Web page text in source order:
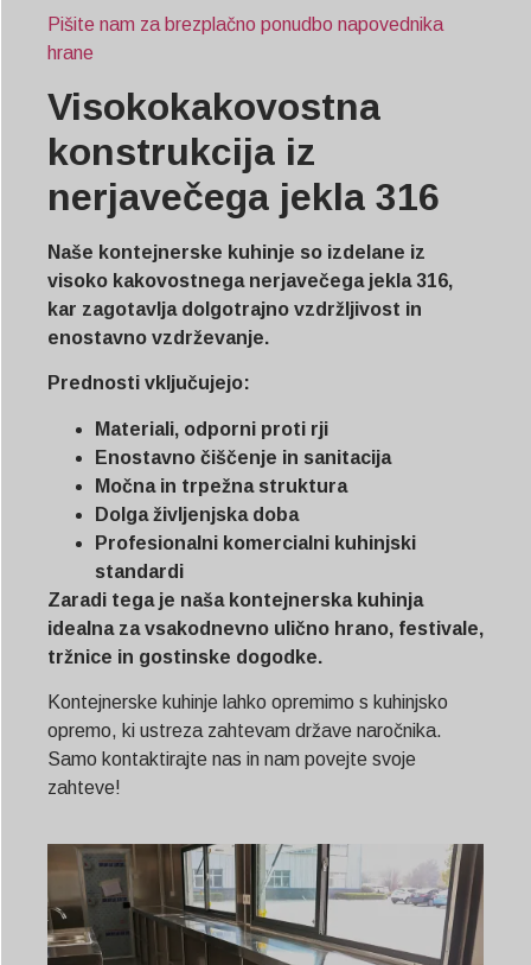
Pišite nam za brezplačno ponudbo napovednika
hrane
Visokokakovostna
konstrukcija iz
nerjavečega jekla 316
Naše kontejnerske kuhinje so izdelane iz
visoko kakovostnega nerjavečega jekla 316,
kar zagotavlja dolgotrajno vzdržljivost in
enostavno vzdrževanje.
Prednosti vključujejo:
Materiali, odporni proti rji
Enostavno čiščenje in sanitacija
Močna in trpežna struktura
Dolga življenjska doba
Profesionalni komercialni kuhinjski
standardi
Zaradi tega je naša kontejnerska kuhinja
idealna za vsakodnevno ulično hrano, festivale,
tržnice in gostinske dogodke.
Kontejnerske kuhinje lahko opremimo s kuhinjsko
opremo, ki ustreza zahtevam države naročnika.
Samo kontaktirajte nas in nam povejte svoje
zahteve!